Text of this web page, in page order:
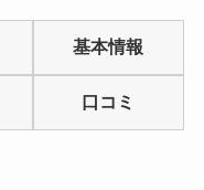
基本情報
口コミ